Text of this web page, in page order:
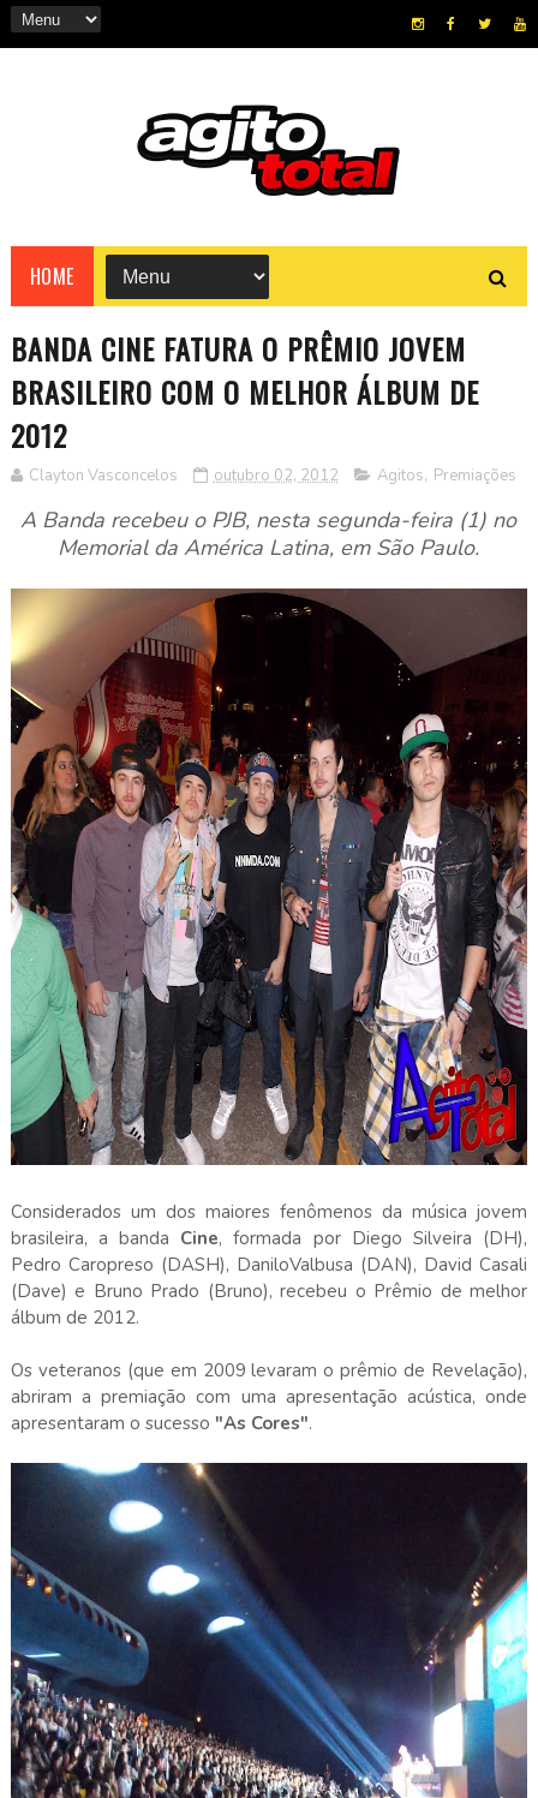
HOME
BANDA CINE FATURA O PRÊMIO JOVEM
BRASILEIRO COM O MELHOR ÁLBUM DE
2012
Clayton Vasconcelos outubro 02, 2012 Agitos, Premiações
A Banda recebeu o PJB, nesta segunda-feira (1) no
Memorial da América Latina, em São Paulo.
Considerados um dos maiores fenômenos da música jovem
brasileira, a banda Cine, formada por Diego Silveira (DH),
Pedro Caropreso (DASH), DaniloValbusa (DAN), David Casali
(Dave) e Bruno Prado (Bruno), recebeu o Prêmio de melhor
álbum de 2012.
Os veteranos (que em 2009 levaram o prêmio de Revelação),
abriram a premiação com uma apresentação acústica, onde
apresentaram o sucesso "As Cores".